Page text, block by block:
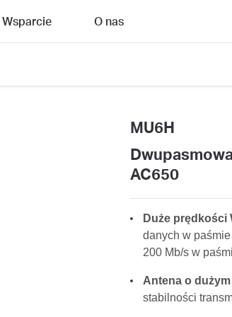
Wsparcie O nas
MU6H
AC650
Duże prędkości
danych w
200 Mb/s w
Antena o
stabilności